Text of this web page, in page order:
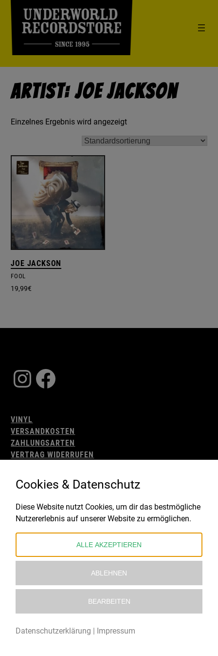
Artist: Joe Jackson
Einzelnes Ergebnis wird angezeigt
JOE JACKSON
FOOL
19,99€
Instagram
Facebook
VINYL
VERSANDKOSTEN
ZAHLUNGSARTEN
VERTRAG WIDERRUFEN
WIDERRUFSBELEHRUNG
IMPRESSUM
Gefördert durch:
Cookies & Datenschutz
Diese Website nutzt Cookies, um dir das bestmögliche
Nutzererlebnis auf unserer Website zu ermöglichen.
ALLE AKZEPTIEREN
ABLEHNEN
BEARBEITEN
Datenschutzerklärung | Impressum